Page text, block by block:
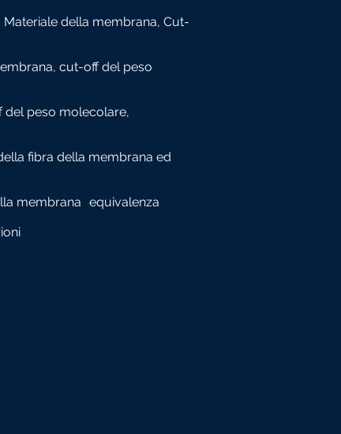
della membrana, Cut-
cut-off del peso
del peso molecolare,
fibra della membrana ed
membrana equivalenza